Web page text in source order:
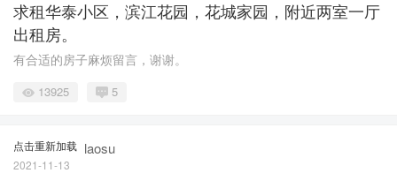
求租华泰小区，滨江花园，花城家园，附近两室一厅
出租房。
有合适的房子麻烦留言，谢谢。
13925 5
点击重新加载 laosu
2021-11-13